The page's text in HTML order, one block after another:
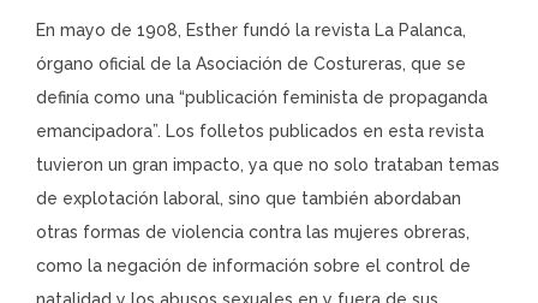
En mayo de 1908, Esther fundó la revista La Palanca,
órgano oficial de la Asociación de Costureras, que se
definía como una “publicación feminista de propaganda
emancipadora”. Los folletos publicados en esta revista
tuvieron un gran impacto, ya que no solo trataban temas
de explotación laboral, sino que también abordaban
otras formas de violencia contra las mujeres obreras,
como la negación de información sobre el control de
natalidad y los abusos sexuales en y fuera de sus